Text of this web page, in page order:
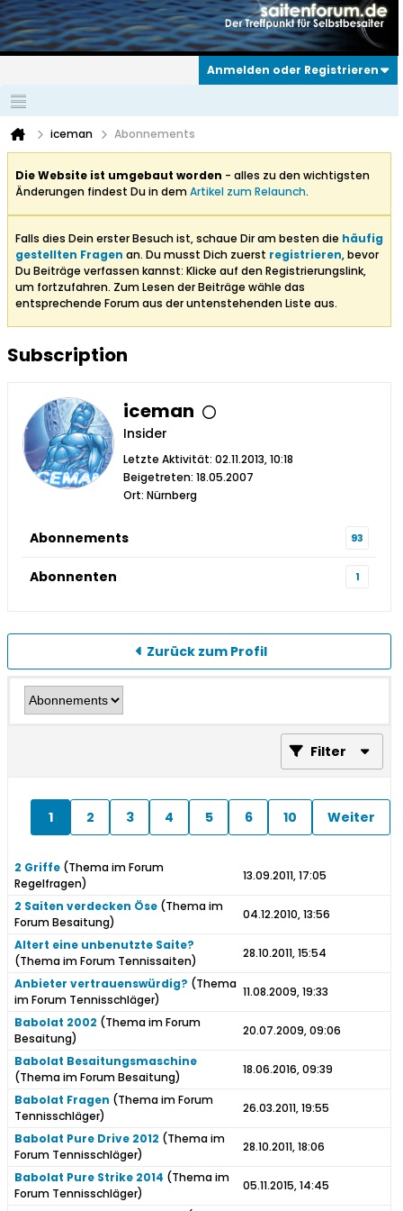
Anmelden oder Registrieren
iceman Abonnements
Die Website ist umgebaut worden - alles zu den wichtigsten
Änderungen findest Du in demArtikel zum Relaunch.
Falls dies Dein erster Besuch ist, schaue Dir am besten die häufig
gestellten Fragen an. Du musst Dich zuerst registrieren, bevor
Du Beiträge verfassen kannst: Klicke auf den Registrierungslink,
um fortzufahren. Zum Lesen der Beiträge wähle das
entsprechende Forum aus der untenstehenden Liste aus.
Subscription
iceman
Insider
Letzte Aktivität: 02.11.2013, 10:18
Beigetreten: 18.05.2007
Ort: Nürnberg
Abonnements 93
Abonnenten 1
Zurück zum Profil
Filter
1 2 3 4 5 6 10 Weiter
2 Griffe (Thema im Forum
Regelfragen)
13.09.2011, 17:05
2 Saiten verdecken Öse (Thema im
ForumBesaitung)
04.12.2010, 13:56
Altert eine unbenutzte Saite?
(Thema im Forum Tennissaiten)
28.10.2011, 15:54
Anbieter vertrauenswürdig? (Thema
im Forum Tennisschläger)
11.08.2009, 19:33
Babolat 2002 (Thema im Forum
Besaitung)
20.07.2009, 09:06
Babolat Besaitungsmaschine
(Thema im ForumBesaitung)
18.06.2016, 09:39
Babolat Fragen (Thema im Forum
Tennisschläger)
26.03.2011, 19:55
Babolat Pure Drive 2012 (Thema im
Forum Tennisschläger)
28.10.2011, 18:06
Babolat Pure Strike 2014 (Thema im
Forum Tennisschläger)
05.11.2015, 14:45